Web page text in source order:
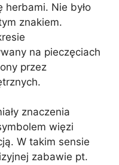
herbami. Nie było
znakiem.
na pieczęciach
przez
znaczenia
więzi
W takim sensie
zabawie pt.